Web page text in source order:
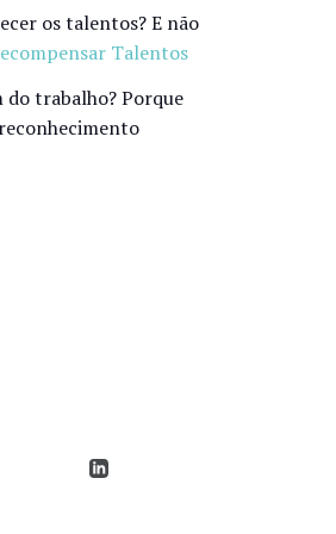
os talentos? E não
Talentos
do trabalho? Porque